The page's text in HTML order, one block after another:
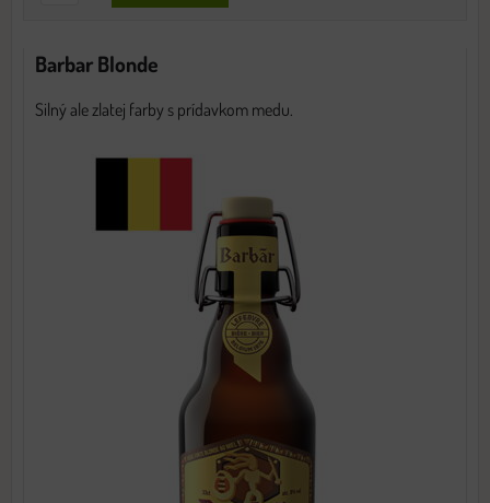
Barbar Blonde
Silný ale zlatej farby s prídavkom medu.